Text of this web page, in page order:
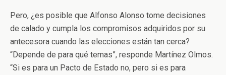
Pero, ¿es posible que Alfonso Alonso tome decisiones
de calado y cumpla los compromisos adquiridos por su
antecesora cuando las elecciones están tan cerca?
“Depende de para qué temas”, responde Martínez Olmos.
“Si es para un Pacto de Estado no, pero si es para